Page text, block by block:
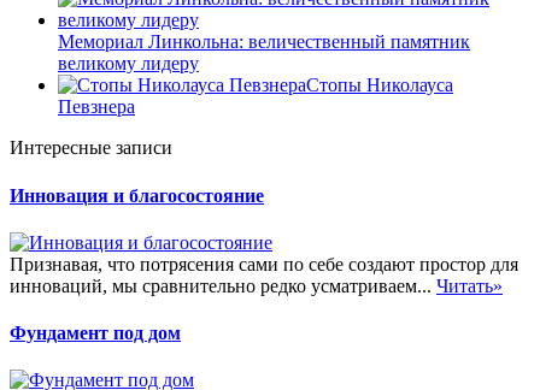
Мемориал Линкольна: величественный памятник
великому лидеру
Стопы Николауса
Певзнера
Интересные записи
Инновация и благосостояние
Признавая, что потрясения сами по себе создают простор для
инноваций, мы сравнительно редко усматриваем... Читать»
Фундамент под дом